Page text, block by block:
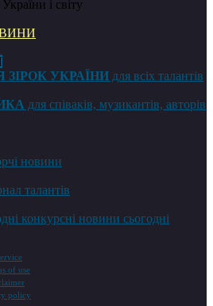
і світу
ЗІРОК УКРАЇНИ для всіх талантів
для співаків, музикантів, авторів
новини
талантів
конкурсні новини сьогодні
of use
policy